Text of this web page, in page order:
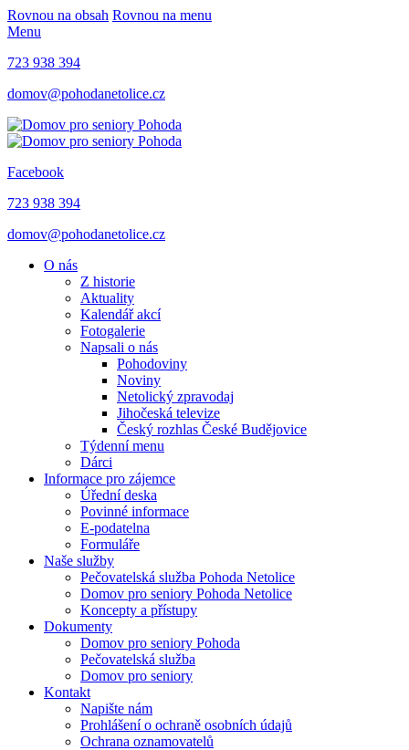
Rovnou na obsah Rovnou na menu
Menu
723 938 394
domov@pohodanetolice.cz
Facebook
723 938 394
domov@pohodanetolice.cz
O nás
Z historie
Aktuality
Kalendář akcí
Fotogalerie
Napsali o nás
Pohodoviny
Noviny
Netolický zpravodaj
Jihočeská televize
Český rozhlas České Budějovice
Týdenní menu
Dárci
Informace pro zájemce
Úřední deska
Povinné informace
E-podatelna
Formuláře
Naše služby
Pečovatelská služba Pohoda Netolice
Domov pro seniory Pohoda Netolice
Koncepty a přístupy
Dokumenty
Domov pro seniory Pohoda
Pečovatelská služba
Domov pro seniory
Kontakt
Napište nám
Prohlášení o ochraně osobních údajů
Ochrana oznamovatelů